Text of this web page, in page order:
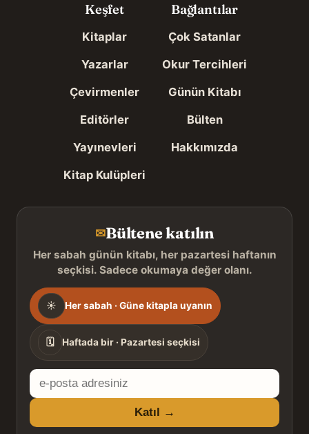
Keşfet
Kitaplar
Yazarlar
Çevirmenler
Editörler
Yayınevleri
Kitap Kulüpleri
Bağlantılar
Çok Satanlar
Okur Tercihleri
Günün Kitabı
Bülten
Hakkımızda
✉Bültene katılın
Her sabah günün kitabı, her pazartesi haftanın
seçkisi. Sadece okumaya değer olanı.
Gönderim
sıklığı
☀ Her sabah · Güne kitapla uyanın
🗓 Haftada bir · Pazartesi seçkisi
E-
posta
adresiniz
Katıl →